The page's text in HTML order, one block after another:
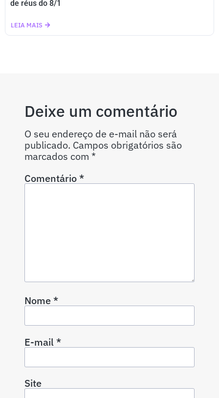
de réus do 8/1
LEIA MAIS
Deixe um comentário
O seu endereço de e-mail não será
publicado. Campos obrigatórios são
marcados com *
Comentário*
Nome*
E-mail*
Site